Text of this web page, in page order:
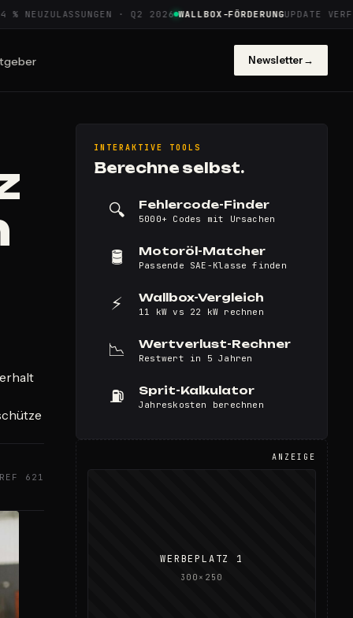
· Q2 2026 WALLBOX-FÖRDERUNGUPDATE
Newsletter→
REF 621
INTERAKTIVE TOOLS
Berechne selbst.
🔍 Fehlercode-Finder
5000+ Codes mit Ursachen
🛢️ Motoröl-Matcher
Passende SAE-Klasse finden
⚡ Wallbox-Vergleich
11 kW vs 22 kW rechnen
📉 Wertverlust-Rechner
Restwert in 5 Jahren
⛽ Sprit-Kalkulator
Jahreskosten berechnen
ANZEIGE
WERBEPLATZ 1
300×250